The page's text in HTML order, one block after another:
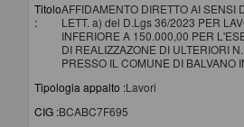
Titolo
:
AFFIDAMENTO DIRETTO AI SENSI
LETT. a) del D.Lgs 36/2023 PER
INFERIORE A 150.000,00 PER
DI REALIZZAZONE DI ULTERIORI
PRESSO IL COMUNE DI BALVANO
Tipologia appalto :Lavori
CIG :BCABC7F695